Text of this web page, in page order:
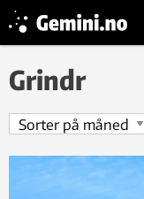
Grindr